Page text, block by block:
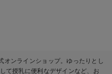
ンラインショップ。ゆったりとし
て授乳に便利なデザインなど、お